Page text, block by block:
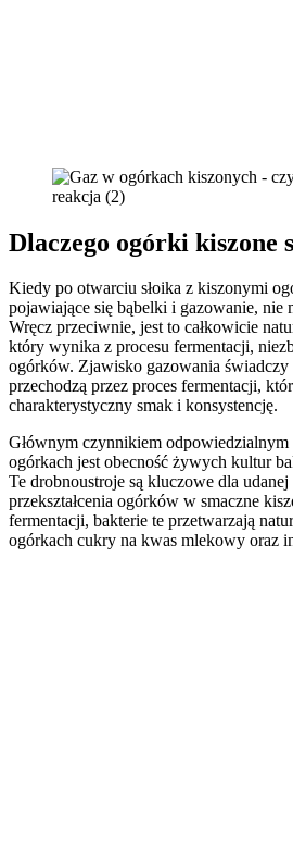
Dlaczego ogórki kiszone
Kiedy po otwarciu słoika z kiszonymi
pojawiające się bąbelki i gazowanie, nie
Wręcz przeciwnie, jest to całkowicie
który wynika z procesu fermentacji,
ogórków. Zjawisko gazowania
przechodzą przez proces fermentacji,
charakterystyczny smak i konsystencję.
Głównym czynnikiem
ogórkach jest obecność żywych kultur
Te drobnoustroje są kluczowe dla
przekształcenia ogórków w smaczne
fermentacji, bakterie te przetwarzają
ogórkach cukry na kwas mlekowy oraz